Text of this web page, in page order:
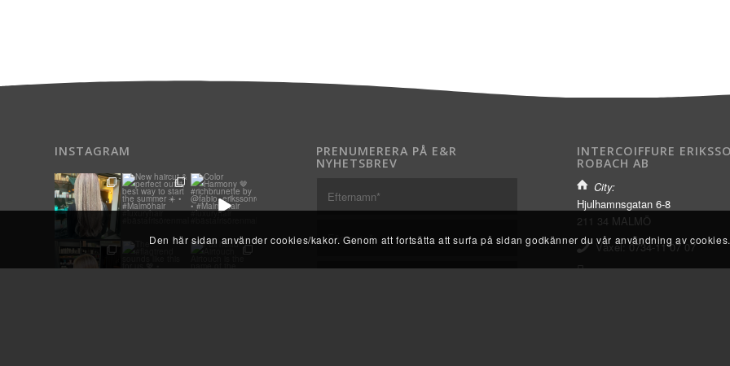
INSTAGRAM PRENUMERERA PÅ E&R
NYHETSBREV
INTERCOIFFURE
ROBACH AB
City:
Hjulhamnsgatan 6-8
211 34 MALMÖ
Växel:0734-11 07 07
www.eriksson-robach.se
Den här sidan använder cookies/kakor. Genom att fortsätta att surfa på sidan godkänner du vår användning av cookies.